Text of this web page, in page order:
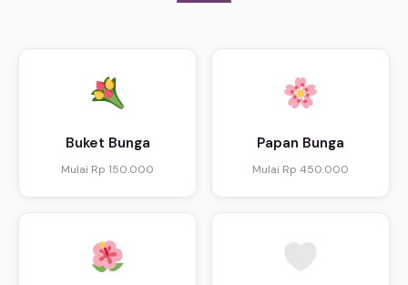
Buket Bunga
Mulai Rp 150.000
Papan Bunga
Mulai Rp 450.000